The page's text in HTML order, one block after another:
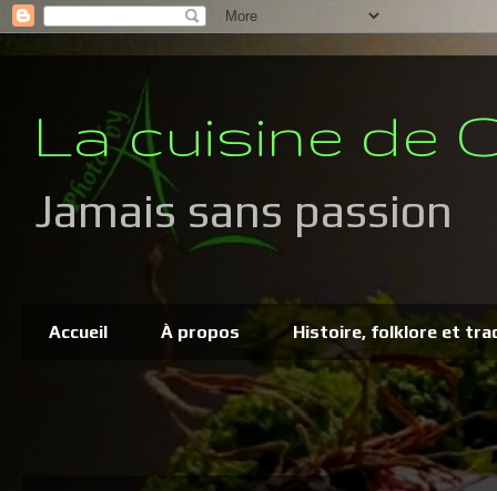
La cuisine de
Jamais sans passion
Accueil À propos Histoire, folklore et